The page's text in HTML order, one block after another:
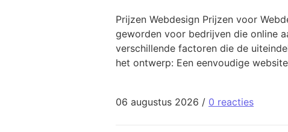
Prijzen Webdesign Prijzen voor
geworden voor bedrijven die online
verschillende factoren die de
het ontwerp: Een eenvoudige
06 augustus 2026 / 0 reacties